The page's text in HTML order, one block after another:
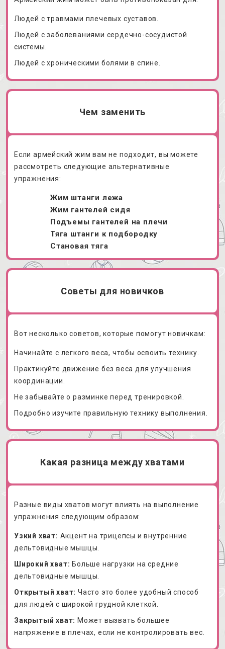
Людей с травмами плечевых суставов.
Людей с заболеваниями сердечно-сосудистой
системы.
Людей с хроническими болями в спине.
Чем заменить
Если армейский жим вам не подходит, вы можете
рассмотреть следующие альтернативные
упражнения:
Жим штанги лежа
Жим гантелей сидя
Подъемы гантелей на плечи
Тяга штанги к подбородку
Становая тяга
Советы для новичков
Вот несколько советов, которые помогут новичкам:
Начинайте с легкого веса, чтобы освоить технику.
Практикуйте движение без веса для улучшения
координации.
Не забывайте о разминке перед тренировкой.
Подробно изучите правильную технику выполнения.
Какая разница между хватами
Разные виды хватов могут влиять на выполнение
упражнения следующим образом:
Узкий хват: Акцент на трицепсы и внутренние
дельтовидные мышцы.
Широкий хват: Больше нагрузки на средние
дельтовидные мышцы.
Открытый хват: Часто это более удобный способ
для людей с широкой грудной клеткой.
Закрытый хват: Может вызвать большее
напряжение в плечах, если не контролировать вес.